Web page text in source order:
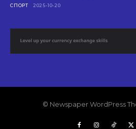
СПОРТ 2025-10-20
© Newspaper WordPress